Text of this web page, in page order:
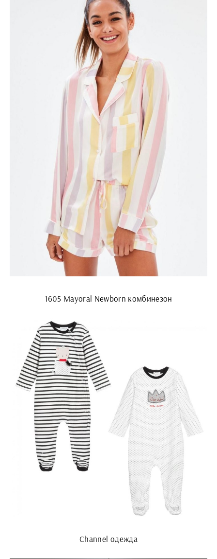
1605 Mayoral Newborn комбинезон
Channel одежда